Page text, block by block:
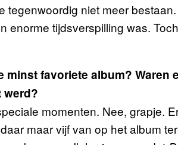
tegenwoordig niet meer
enorme tijdsverspilling was.
minst favoriete album? Waren
werd?
momenten. Nee, grapje.
maar vijf van op het album